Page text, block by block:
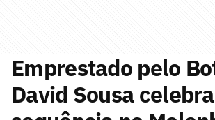
Emprestado pelo
David Sousa celebra